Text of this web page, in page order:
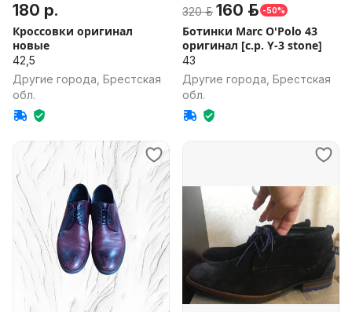
180 р.
Кроссовки оригинал
новые
42,5
Другие города, Брестская
обл.
320 р. 160 р. -50%
Ботинки Marc O'Polo 43
оригинал [c.p. Y-3 stone]
43
Другие города, Брестская
обл.